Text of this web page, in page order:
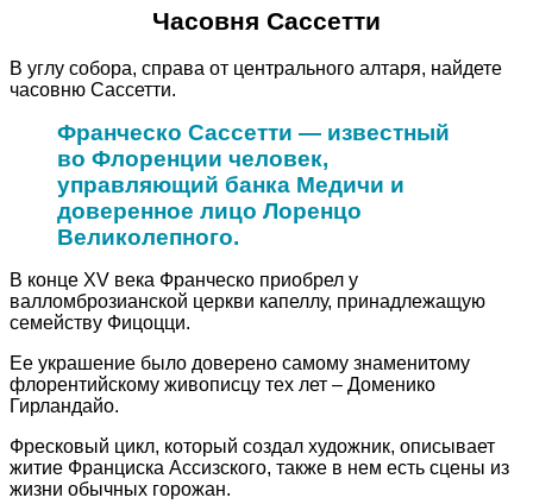
Часовня Сассетти
В углу собора, справа от центрального алтаря, найдете
часовню Сассетти.
Франческо Сассетти — известный
во Флоренции человек,
управляющий банка Медичи и
доверенное лицо Лоренцо
Великолепного.
В конце XV века Франческо приобрел у
валломброзианской церкви капеллу, принадлежащую
семейству Фицоцци.
Ее украшение было доверено самому знаменитому
флорентийскому живописцу тех лет – Доменико
Гирландайо.
Фресковый цикл, который создал художник, описывает
житие Франциска Ассизского, также в нем есть сцены из
жизни обычных горожан.